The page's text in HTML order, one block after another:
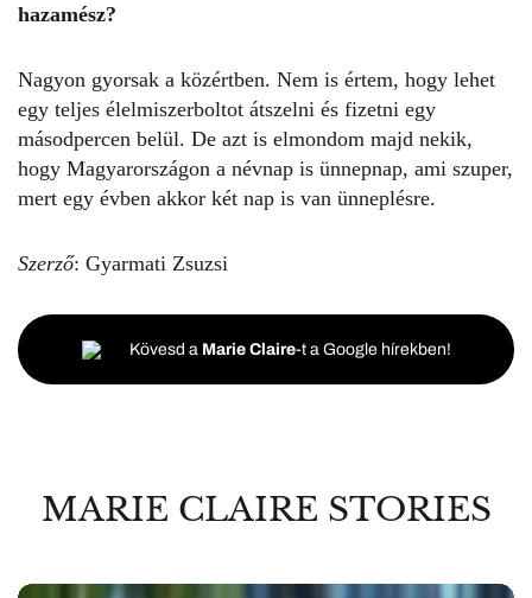
hazamész?
Nagyon gyorsak a közértben. Nem is értem, hogy lehet
egy teljes élelmiszerboltot átszelni és fizetni egy
másodpercen belül. De azt is elmondom majd nekik,
hogy Magyarországon a névnap is ünnepnap, ami szuper,
mert egy évben akkor két nap is van ünneplésre.
Szerző: Gyarmati Zsuzsi
Kövesd a Marie Claire-t a Google hírekben!
MARIE CLAIRE STORIES